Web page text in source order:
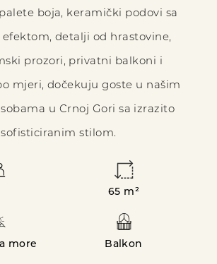
boja, keramički podovi sa
efektom, detalji od hrastovine,
prozori, privatni balkoni i
mjeri, dočekuju goste u našim
u Crnoj Gori sa izrazito
sofisticiranim stilom.
65 m²
more Balkon